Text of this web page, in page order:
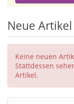
Neue Artikel
Keine neuen
Stattdessen
Artikel.